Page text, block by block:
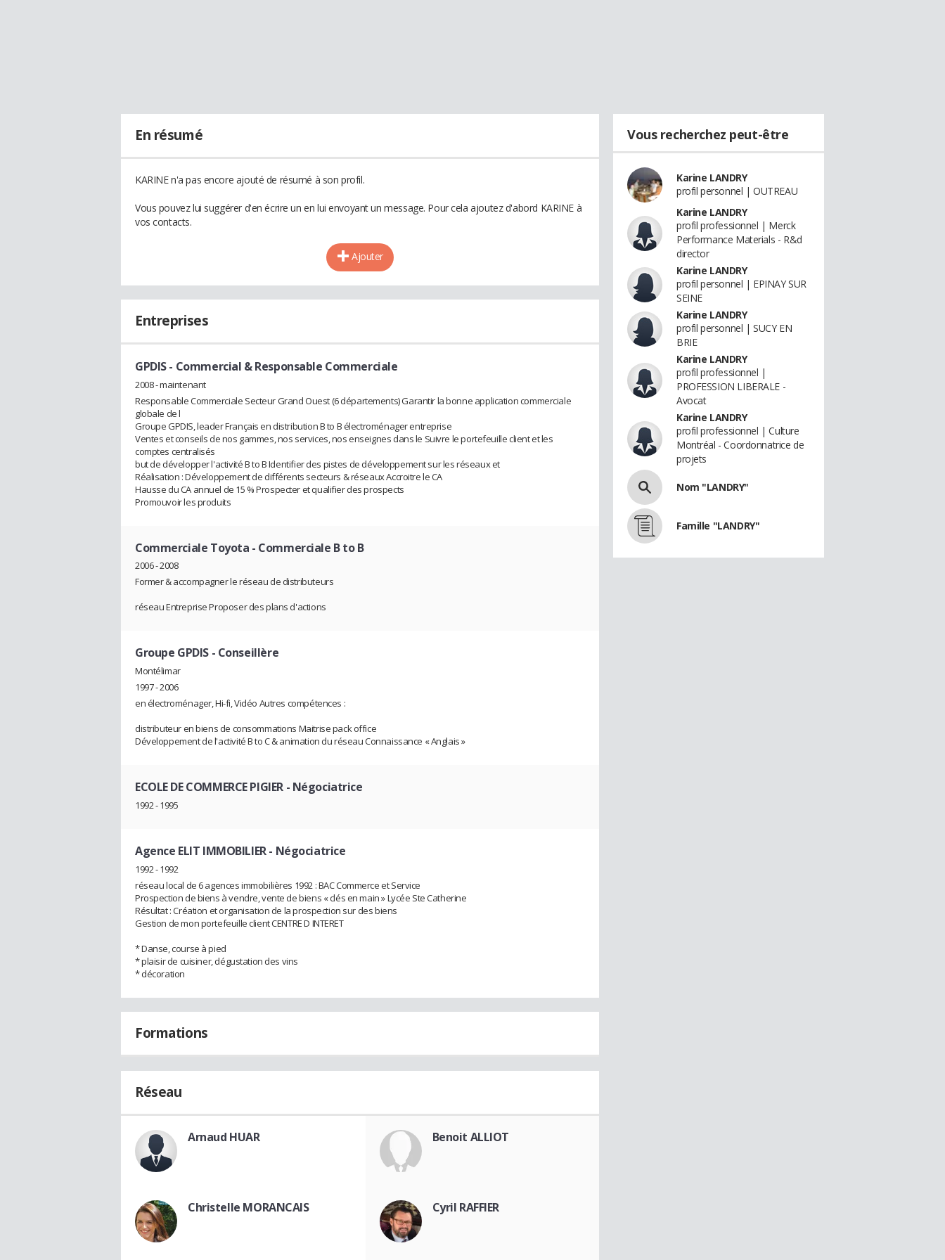
En résumé
KARINE n'a pas encore ajouté de résumé à son profil.
Vous pouvez lui suggérer d'en écrire un en lui envoyant un message. Pour cela ajoutez d'abord KARINE à
vos contacts.
Ajouter
Entreprises
GPDIS- Commercial & Responsable Commerciale
2008 - maintenant
Responsable Commerciale Secteur Grand Ouest (6 départements) Garantir la bonne application commerciale
globale de l
Groupe GPDIS, leader Français en distribution B to B électroménager entreprise
Ventes et conseils de nos gammes, nos services, nos enseignes dans le Suivre le portefeuille client et les
comptes centralisés
but de développer l'activité B to B Identifier des pistes de développement sur les réseaux et
Réalisation : Développement de différents secteurs & réseaux Accroitre le CA
Hausse du CA annuel de 15 % Prospecter et qualifier des prospects
Promouvoir les produits
Commerciale Toyota - Commerciale B to B
2006 - 2008
Former & accompagner le réseau de distributeurs
réseau Entreprise Proposer des plans d'actions
Groupe GPDIS- Conseillère
Montélimar
1997 - 2006
en électroménager, Hi-fi, Vidéo Autres compétences :
distributeur en biens de consommations Maitrise pack office
Développement de l'activité B to C & animation du réseau Connaissance « Anglais »
ECOLE DE COMMERCE PIGIER- Négociatrice
1992 - 1995
Agence ELIT IMMOBILIER- Négociatrice
1992 - 1992
réseau local de 6 agences immobilières 1992 : BAC Commerce et Service
Prospection de biens à vendre, vente de biens « clés en main » Lycée Ste Catherine
Résultat : Création et organisation de la prospection sur des biens
Gestion de mon portefeuille client CENTRE D INTERET
* Danse, course à pied
* plaisir de cuisiner, dégustation des vins
* décoration
Formations
Réseau
Arnaud HUAR Benoit ALLIOT
Christelle MORANCAIS Cyril RAFFIER
Vous recherchez peut-être
Karine LANDRY
profil personnel | OUTREAU
Karine LANDRY
profil professionnel | Merck
Performance Materials - R&d
director
Karine LANDRY
profil personnel | EPINAY SUR
SEINE
Karine LANDRY
profil personnel | SUCY EN
BRIE
Karine LANDRY
profil professionnel |
PROFESSION LIBERALE -
Avocat
Karine LANDRY
profil professionnel | Culture
Montréal - Coordonnatrice de
projets
Nom "LANDRY"
Famille "LANDRY"